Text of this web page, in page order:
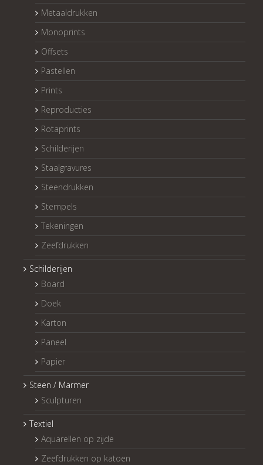
Metaaldrukken
Monoprints
Offsets
Pastellen
Prints
Reproducties
Rotaprints
Schilderijen
Staalgravures
Steendrukken
Stempels
Tekeningen
Zeefdrukken
Schilderijen
Board
Doek
Karton
Paneel
Papier
Steen / Marmer
Sculpturen
Textiel
Aquarellen op zijde
Zeefdrukken op katoen